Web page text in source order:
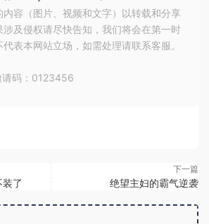
容（图片、视频和文字）以转载和分享
涉及侵权请尽快告知，我们将会在第一时
表本网站立场，如需处理请联系客服。
请码：0123456
了
下一篇
绝望主妇的霸气逆袭